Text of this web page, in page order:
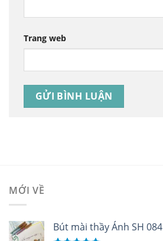
Trang web
MỚI VỀ
Bút mài thầy Ánh SH 084